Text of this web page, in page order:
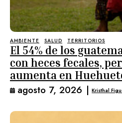
AMBIENTE SALUD TERRITORIOS
El 54% de los
con heces fecales,
aumenta en
agosto 7, 2026 | Kristhal